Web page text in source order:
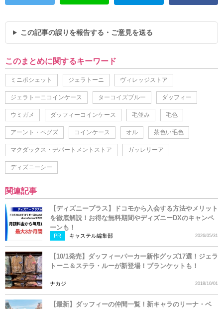
この記事の誤りを報告する・ご意見を送る
このまとめに関するキーワード
ミニポシェット ジェラトーニ ヴィレッジストア
ジェラトーニコインケース ターコイズブルー ダッフィー
ウミガメ ダッフィーコインケース 毛並み 毛色
アーント・ペグズ コインケース オル 茶色い毛色
マクダックス・デパートメントストア ガッレリーア
ディズニーシー
関連記事
【ディズニープラス】ドコモから入会する方法やメリット
を徹底解説！お得な無料期間やディズニーDXのキャンペ
ーンも！
PR キャステル編集部 2026/05/31
【10/1発売】ダッフィーパーカー新作グッズ17選！ジェラ
トーニ＆ステラ・ルーが新登場！ブランケットも！
ナカジ 2018/10/01
【最新】ダッフィーの仲間一覧！新キャラのリーナ・ベ